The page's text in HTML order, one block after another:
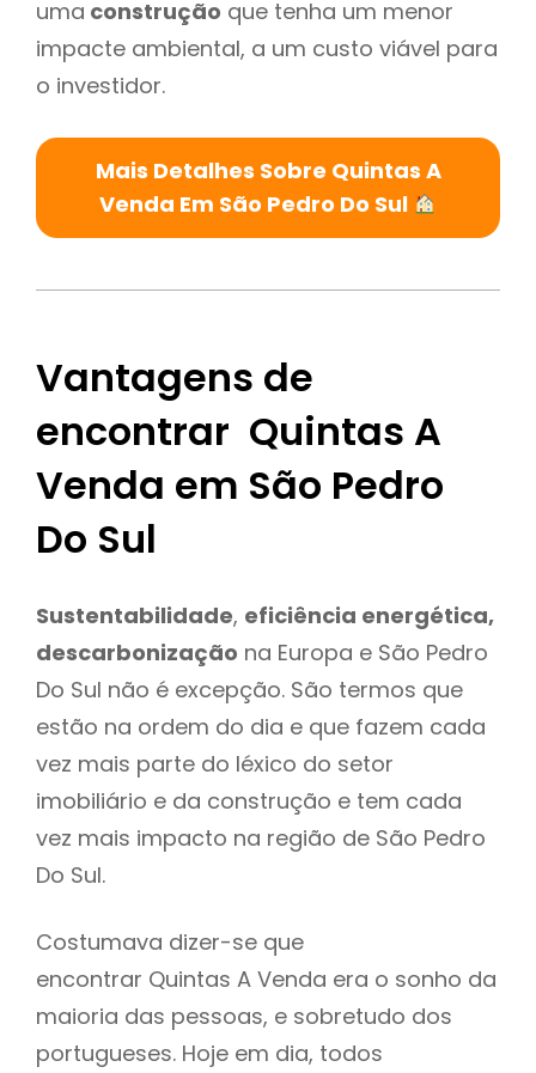
uma construção que tenha um menor
impacte ambiental, a um custo viável para
o investidor.
Mais Detalhes Sobre Quintas A
Venda Em São Pedro Do Sul
Vantagens de
encontrar Quintas A
Venda em São Pedro
Do Sul
Sustentabilidade, eficiência energética,
descarbonização na Europa e São Pedro
Do Sul não é excepção. São termos que
estão na ordem do dia e que fazem cada
vez mais parte do léxico do setor
imobiliário e da construção e tem cada
vez mais impacto na região de São Pedro
Do Sul.
Costumava dizer-se que
encontrar Quintas A Venda era o sonho da
maioria das pessoas, e sobretudo dos
portugueses. Hoje em dia, todos